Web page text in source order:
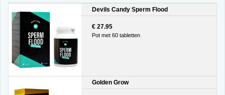
Devils Candy Sperm Flood
€ 27.95
Pot met 60 tabletten
Golden Grow